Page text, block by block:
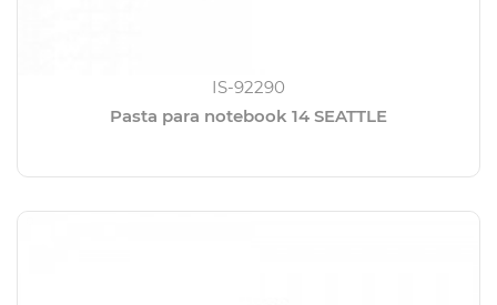
IS-92290
Pasta para notebook 14 SEATTLE